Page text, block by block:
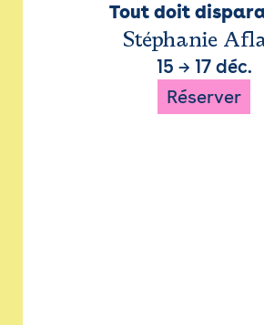
Tout doit
Stéphanie
15 → 17 déc.
Réserver